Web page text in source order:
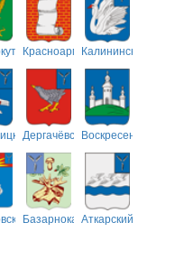
Красноармейский
Калининский
ДергачёвскийВоскресенский
Базарнокарабулакский
Аткарский